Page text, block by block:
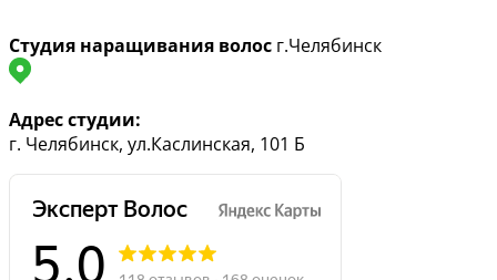
Студия наращивания волос г.Челябинск
Адрес студии:
г. Челябинск, ул.Каслинская, 101 Б